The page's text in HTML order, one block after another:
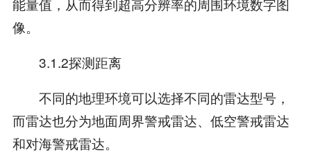
像。
3.1.2探测距离
不同的地理环境可以选择不同的雷达型号，
而雷达也分为地面周界警戒雷达、低空警戒雷达
和对海警戒雷达。